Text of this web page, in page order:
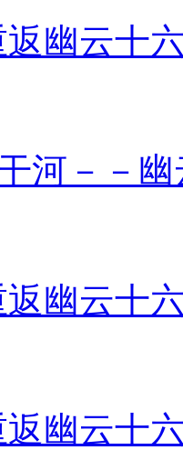
幽云十
河－－
幽云十
幽云十